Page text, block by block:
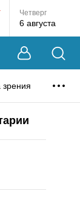
Четверг
6 августа
зрения